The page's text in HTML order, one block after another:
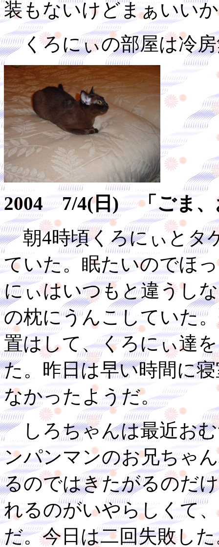
装もないけどまぁいい
くろにぃの部屋は冷房
2004 7/4(日) 「ごま、
朝4時頃くろにぃとタ
ていた。眠たいのでほ
にぃはいつもと違うし
の枕にうんこしていた
置はして、くろにぃ達
た。昨日は早い時間に
なかったようだ。
しろちゃんは最近おむ
ンパンマンのお兄ちゃ
るのではきたがるのだ
れるのがいやらしくて
だ。今日は二回失敗し